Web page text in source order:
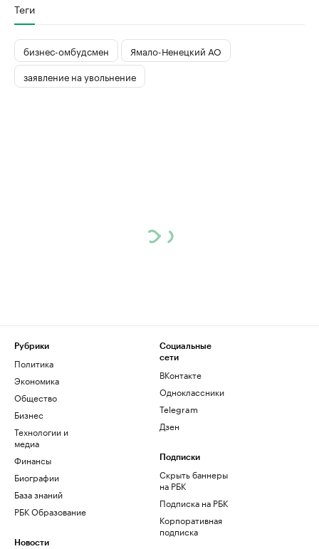
Теги
бизнес-омбудсмен
Ямало-Ненецкий АО
заявление на увольнение
Рубрики
Политика
Экономика
Общество
Бизнес
Технологии и
медиа
Финансы
Биографии
База знаний
РБК Образование
Новости
Социальные
сети
ВКонтакте
Одноклассники
Telegram
Дзен
Подписки
Скрыть баннеры
на РБК
Подписка на РБК
Корпоративная
подписка